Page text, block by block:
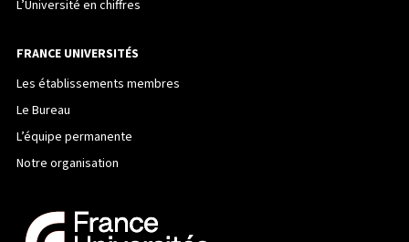
L’Université en chiffres
FRANCE UNIVERSITÉS
Les établissements membres
Le Bureau
L’équipe permanente
Notre organisation